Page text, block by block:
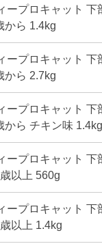
ープロキャット 下
から 1.4kg
ープロキャット 下
から 2.7kg
ープロキャット 下
から チキン味 1.4kg
ープロキャット 下
以上 560g
ープロキャット 下
以上 1.4kg